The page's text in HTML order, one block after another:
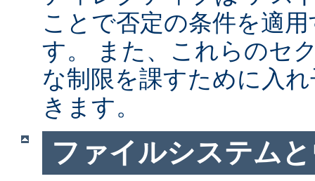
ことで否定の条件を適
す。 また、これらのセ
な制限を課すために入
きます。
ファイルシステム